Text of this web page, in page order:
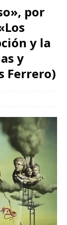
por
y la
y
Ferrero)